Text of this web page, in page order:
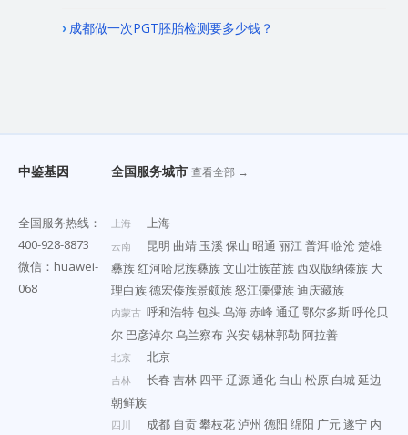
成都做一次PGT胚胎检测要多少钱？
中鉴基因
全国服务热线：
400-928-8873
微信：huawei-
068
全国服务城市 查看全部 →
上海 上海
云南 昆明 曲靖 玉溪保山 昭通 丽江普洱临沧楚雄
彝族红河哈尼族彝族文山壮族苗族西双版纳傣族 大
理白族德宏傣族景颇族怒江傈僳族迪庆藏族
内蒙古 呼和浩特包头乌海赤峰通辽 鄂尔多斯呼伦贝
尔 巴彦淖尔乌兰察布 兴安锡林郭勒 阿拉善
北京 北京
吉林 长春 吉林 四平辽源通化 白山 松原 白城延边
朝鲜族
四川 成都 自贡攀枝花泸州 德阳 绵阳 广元遂宁 内